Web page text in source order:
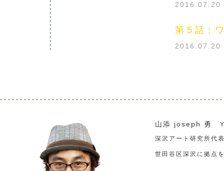
2016.07.20
第５話：
2016.07.20
山添 joseph 勇
深沢アート研究所代
世田谷区深沢に拠点